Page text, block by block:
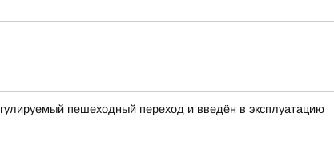
пешеходный переход и введён в эксплуатацию